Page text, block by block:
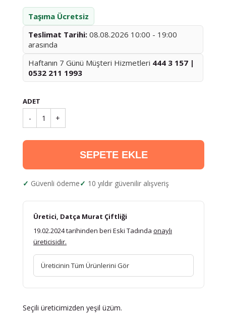
Taşıma Ücretsiz
Teslimat Tarihi: 08.08.2026 10:00 - 19:00
arasında
Haftanın 7 Günü Müşteri Hizmetleri 444 3 157 |
0532 211 1993
ADET
- 1 +
SEPETE EKLE
Güvenli ödeme 10 yıldır güvenilir alışveriş
Üretici, Datça Murat Çiftliği
19.02.2024 tarihinden beri Eski Tadında onaylı
üreticisidir.
Üreticinin Tüm Ürünlerini Gör
Seçili üreticimizden yeşil üzüm.